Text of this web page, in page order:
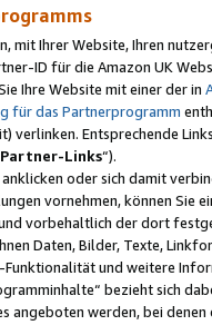
mit Ihrer Website, Ihren
ID für die Amazon UK
Ihre Website mit einer der in
für das Partnerprogramm
verlinken. Entsprechende
Partner-Links“).
oder sich damit
vornehmen, können Sie
vorbehaltlich der dort
Daten, Bilder, Texte,
und weitere
bezieht sich
angeboten werden, bei